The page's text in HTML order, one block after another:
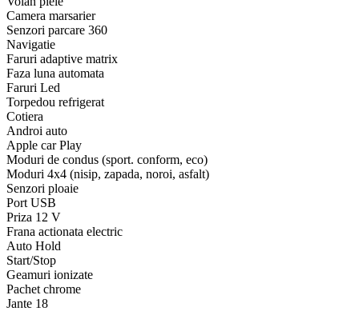
Camera marsarier
Senzori parcare 360
Navigatie
Faruri adaptive matrix
Faza luna automata
Faruri Led
Torpedou refrigerat
Cotiera
Androi auto
Apple car Play
Moduri de condus (sport. conform, eco)
Moduri 4x4 (nisip, zapada, noroi, asfalt)
Senzori ploaie
Port USB
Priza 12 V
Frana actionata electric
Auto Hold
Start/Stop
Geamuri ionizate
Pachet chrome
Jante 18